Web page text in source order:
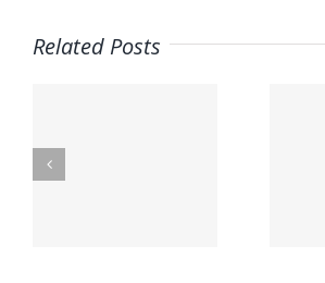
Related Posts